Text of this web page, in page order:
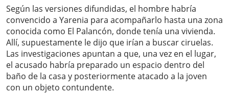
Según las versiones difundidas, el hombre habría
convencido a Yarenia para acompañarlo hasta una zona
conocida como El Palancón, donde tenía una vivienda.
Allí, supuestamente le dijo que irían a buscar ciruelas.
Las investigaciones apuntan a que, una vez en el lugar,
el acusado habría preparado un espacio dentro del
baño de la casa y posteriormente atacado a la joven
con un objeto contundente.